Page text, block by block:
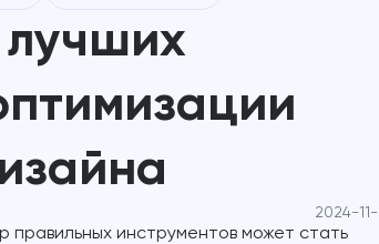
2024-11-
инструментов может стать